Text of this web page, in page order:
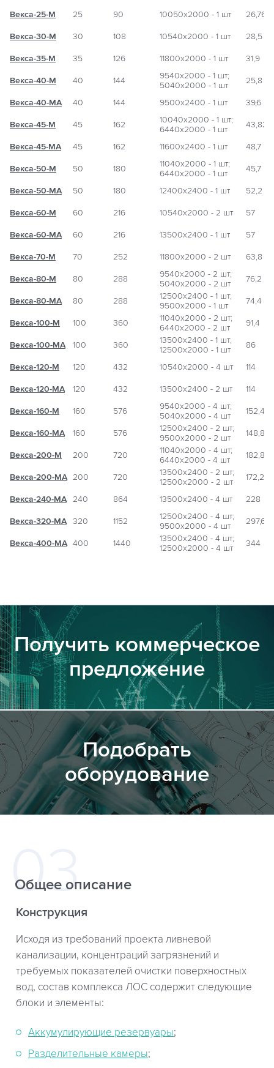
Векса-25-М 25 90 10050х2000 - 1 шт 26,76
Векса-30-М 30 108 10540х2000 - 1 шт 28,5
Векса-35-М 35 126 11800х2000 - 1 шт 31,9
Векса-40-М 40 144
9540х2000 - 1 шт;
5040х2000 - 1 шт
25,8
Векса-40-МА 40 144 9500х2400 - 1 шт 39,6
Векса-45-М 45 162
10040х2000 - 1 шт;
6440х2000 - 1 шт
43,82
Векса-45-МА 45 162 11600х2400 - 1 шт 48,7
Векса-50-М 50 180
11040х2000 - 1 шт;
6440х2000 - 1 шт
45,7
Векса-50-МА 50 180 12400х2400 - 1 шт 52,2
Векса-60-М 60 216 10540х2000 - 2 шт 57
Векса-60-МА 60 216 13500х2400 - 1 шт 57
Векса-70-М 70 252 11800х2000 - 2 шт 63,8
Векса-80-М 80 288
9540х2000 - 2 шт;
5040х2000 - 2 шт
76,2
Векса-80-МА 80 288
12500х2400 - 1 шт;
9500х2000 - 1 шт
74,4
Векса-100-М 100 360
11040х2000 - 2 шт;
6440х2000 - 2 шт
91,4
Векса-100-МА 100 360
13500х2400 - 1 шт;
12500х2000 - 1 шт
86
Векса-120-М 120 432 10540х2000 - 4 шт 114
Векса-120-МА 120 432 13500х2400 - 2 шт 114
Векса-160-М 160 576
9540х2000 - 4 шт;
5040х2000 - 4 шт
152,4
Векса-160-МА 160 576
12500х2400 - 2 шт;
9500х2000 - 2 шт
148,8
Векса-200-М 200 720
11040х2000 - 4 шт;
6440х2000 - 4 шт
182,8
Векса-200-МА 200 720
13500х2400 - 2 шт;
12500х2000 - 2 шт
172,2
Векса-240-МА 240 864 13500х2400 - 4 шт 228
Векса-320-МА 320 1152
12500х2400 - 4 шт;
9500х2000 - 4 шт
297,6
Векса-400-МА 400 1440
13500х2400 - 4 шт;
12500х2000 - 4 шт
344
Получить коммерческое
предложение
Подобрать
оборудование
Общее описание
Конструкция
Исходя из требований проекта ливневой
канализации, концентраций загрязнений и
требуемых показателей очистки поверхностных
вод, состав комплекса ЛОС содержит следующие
блоки и элементы:
Аккумулирующие резервуары;
Разделительные камеры;